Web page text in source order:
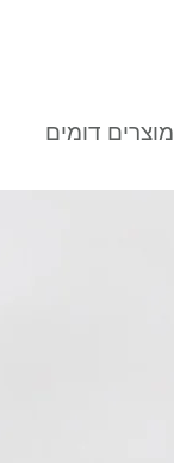
מוצרים דומים